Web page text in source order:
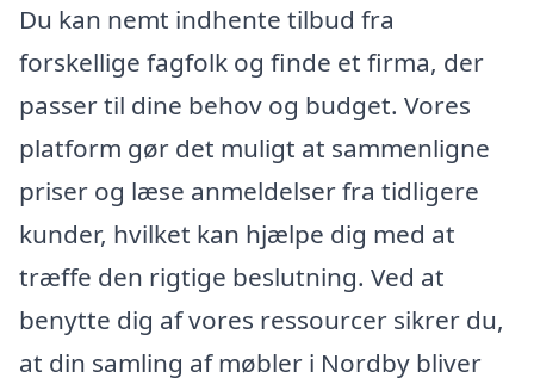
Du kan nemt indhente tilbud fra
forskellige fagfolk og finde et firma, der
passer til dine behov og budget. Vores
platform gør det muligt at sammenligne
priser og læse anmeldelser fra tidligere
kunder, hvilket kan hjælpe dig med at
træffe den rigtige beslutning. Ved at
benytte dig af vores ressourcer sikrer du,
at din samling af møbler i Nordby bliver